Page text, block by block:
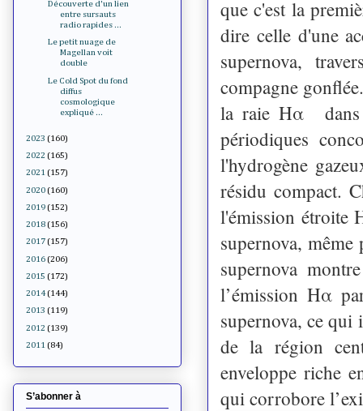
que c'est la
dire celle d'une
supernova,
compagne
la raie Hα dans
périodiques
l'hydrogène
résidu compact.
l'émission étroite
supernova,
supernova
l’émission Hα
supernova, ce qui
de la région
enveloppe riche
qui corrobore
Découverte d'un lien
entre sursauts
radio rapides ...
Le petit nuage de
Magellan voit
double
Le Cold Spot du fond
diffus
cosmologique
expliqué ...
2023 (160)
2022 (165)
2021 (157)
2020 (160)
2019 (152)
2018 (156)
2017 (157)
2016 (206)
2015 (172)
2014 (144)
2013 (119)
2012 (139)
2011 (84)
S’abonner à